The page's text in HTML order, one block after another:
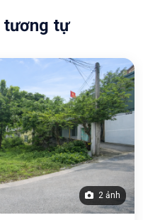
tương tự
2 ảnh